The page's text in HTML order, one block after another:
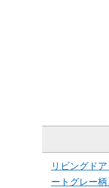
リビングド
ートグレー